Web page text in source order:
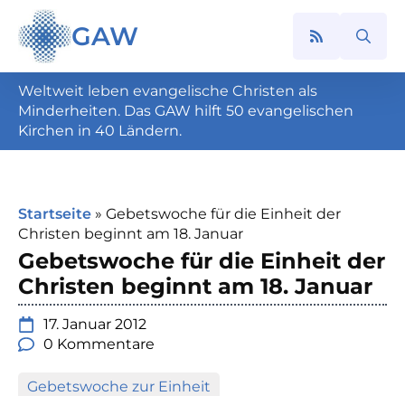
GAW
Search
Weltweit leben evangelische Christen als
Minderheiten. Das GAW hilft 50 evangelischen
Kirchen in 40 Ländern.
Startseite » Gebetswoche für die Einheit der
Christen beginnt am 18. Januar
Gebetswoche für die Einheit der
Christen beginnt am 18. Januar
17. Januar 2012
0 Kommentare
Gebetswoche zur Einheit